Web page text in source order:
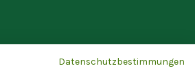
Datenschutzbestimmungen